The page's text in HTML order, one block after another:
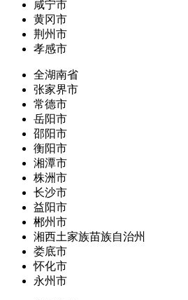
咸宁市
黄冈市
荆州市
孝感市
全湖南省
张家界市
常德市
岳阳市
邵阳市
衡阳市
湘潭市
株洲市
长沙市
益阳市
郴州市
湘西土家族苗族自治州
娄底市
怀化市
永州市